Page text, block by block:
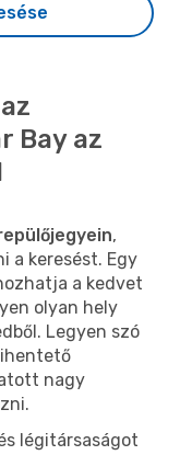
Bay az
,
a keresést. Egy
a kedvet
olyan hely
Legyen szó
nagy
légitársaságot